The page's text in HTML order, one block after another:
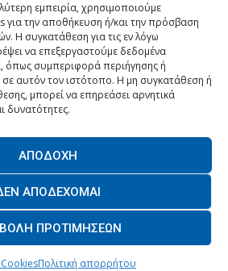
εμπειρία, χρησιμοποιούμε
για την αποθήκευση ή/και την πρόσβαση
Η συγκατάθεση για τις εν λόγω
να επεξεργαστούμε δεδομένα
συμπεριφορά περιήγησης ή
σε αυτόν τον ιστότοπο. Η μη συγκατάθεση ή
μπορεί να επηρεάσει αρνητικά
δυνατότητες.
ΑΠΟΔΟΧΉ
ΑΠΟΔΈΧΟΜΑΙ
ΠΡΟΤΙΜΉΣΕΩΝ
CookiesΠολιτική απορρήτου
Θ ΚΑΙ ΣΙΑ ΜΟΝΟΠΡΟΣΩΠΗ ΙΚΕ
ΜΑΡΙΑ
ΜΑΡΙΑ
ΛΕΙΤΟΥΡΓΙΑ
ΕΠΙΚΟΙΝΩΝΙΑ
- All Rights Reserved. -Πολιτική Απορρήτου
byBYTE A COOKIE